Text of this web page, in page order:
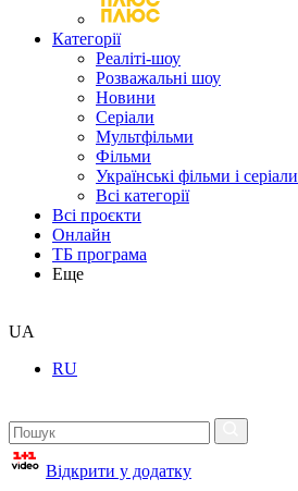
Категорії
Реаліті-шоу
Розважальні шоу
Новини
Серіали
Мультфільми
Фільми
Українські фільми і серіали
Всі категорії
Всі проєкти
Онлайн
ТБ програма
Еще
UA
RU
Відкрити у додатку